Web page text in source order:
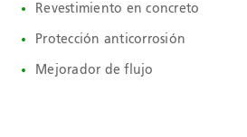
Revestimiento en concreto
Protección anticorrosión
Mejorador de flujo